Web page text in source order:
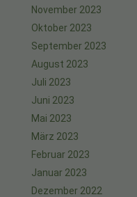
November 2023
Oktober 2023
September 2023
August 2023
Juli 2023
Juni 2023
Mai 2023
März 2023
Februar 2023
Januar 2023
Dezember 2022